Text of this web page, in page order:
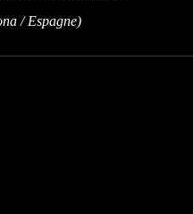
/ Espagne)